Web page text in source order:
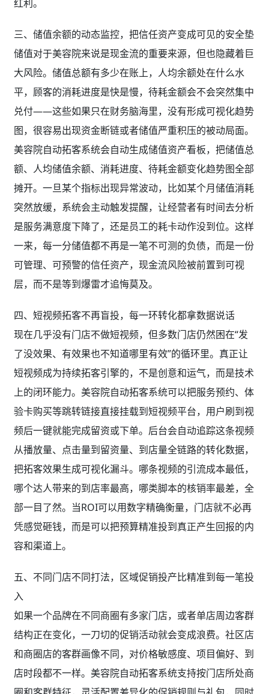
图，很容易出现资金断链或者储值严重积压的被动局面。
美容院自动拓客系统会自动生成储值资产看板，把储值总
额、人均储值余额、消耗进度、待耗金额变化趋势图全部
摊开。一旦某个指标出现异常波动，比如某个月储值消耗
突然放缓，系统会主动触发提醒，让经营者有时间去分析
是服务满意度下降了，还是员工的耗卡动作没到位。这样
一来，每一分储值都不再是一笔不可测的负债，而是一份
可管理、可预警的信任资产，现金流风险被前置到可视
层，而不是等到爆雷才追悔莫及。
四、短视频拓客不再盲投，每一环转化都拿数据说话
现在几乎没有门店不做短视频，但多数门店仍然困在“发
了没效果、有效果也不知道哪里有效”的循环里。真正让
短视频成为持续拓客引擎的，不是创意和运气，而是技术
上的闭环能力。美容院自动拓客系统可以把服务预约、体
验卡购买等跳转链接直接挂载到短视频平台，用户刷到视
频后一键就能完成留资或下单。后台会自动追踪这条视频
从播放量、点击量到留资量、到店量全链路的转化数据，
把拓客效果生成可视化漏斗。哪条视频的引流成本最低，
哪个达人带来的到店率最高，哪类脚本的核销率最差，全
部一目了然。当ROI可以用数字精确衡量，门店就不必再
凭感觉砸钱，而是可以把预算精准投到真正产生回报的内
容和渠道上。
五、不同门店不同打法，区域促销投产比精准到每一笔投
入
如果一个品牌在不同商圈有多家门店，或者单店周边客群
结构正在变化，一刀切的促销活动就会变成浪费。社区店
和商圈店的客群画像不同，对价格敏感度、项目偏好、到
店时段都不一样。美容院自动拓客系统支持按门店所处商
圈和客群特征，灵活配置差异化的促销规则与礼包，同时
自动抓取各区域的活动参与率、核销率、转化率和拉新成
本，生成对比图表。可视化复盘时，哪家店的引流活动带
来了高转化但后续复购乏力，哪家店的礼包拉新成本过高
需要压缩，全部有据可查。这种颗粒度的数据反馈让营销
投入不再是拍脑袋，而是持续逼近零浪费——每一次区域
活动的策略调整，都建立在上一轮数据的精确校准之上。